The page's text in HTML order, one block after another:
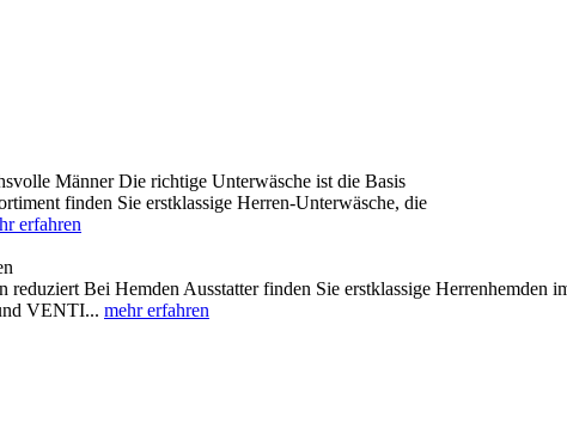
Männer Die richtige Unterwäsche ist die Basis
finden Sie erstklassige Herren-Unterwäsche, die
erfahren
reduziert Bei Hemden Ausstatter finden Sie erstklassige
VENTI... mehr erfahren